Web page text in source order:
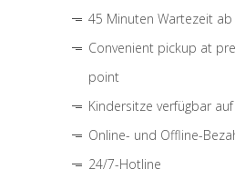
45 Minuten Wartezeit
Convenient pickup at
point
Kindersitze verfügbar
Online- und Offline-
24/7-Hotline